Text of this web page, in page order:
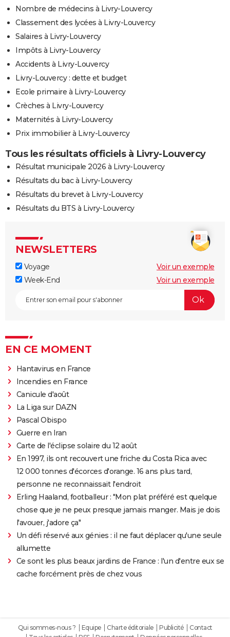
Nombre de médecins à Livry-Louvercy
Classement des lycées à Livry-Louvercy
Salaires à Livry-Louvercy
Impôts à Livry-Louvercy
Accidents à Livry-Louvercy
Livry-Louvercy : dette et budget
Ecole primaire à Livry-Louvercy
Crèches à Livry-Louvercy
Maternités à Livry-Louvercy
Prix immobilier à Livry-Louvercy
Tous les résultats officiels à Livry-Louvercy
Résultat municipale 2026 à Livry-Louvercy
Résultats du bac à Livry-Louvercy
Résultats du brevet à Livry-Louvercy
Résultats du BTS à Livry-Louvercy
NEWSLETTERS
Voyage
Voir un exemple
Week-End
Voir un exemple
EN CE MOMENT
Hantavirus en France
Incendies en France
Canicule d'août
La Liga sur DAZN
Pascal Obispo
Guerre en Iran
Carte de l'éclipse solaire du 12 août
En 1997, ils ont recouvert une friche du Costa Rica avec
12 000 tonnes d'écorces d'orange. 16 ans plus tard,
personne ne reconnaissait l'endroit
Erling Haaland, footballeur : "Mon plat préféré est quelque
chose que je ne peux presque jamais manger. Mais je dois
l'avouer, j'adore ça"
Un défi réservé aux génies : il ne faut déplacer qu'une seule
allumette
Ce sont les plus beaux jardins de France : l'un d'entre eux se
cache forcément près de chez vous
Qui sommes-nous ? Equipe Charte éditoriale Publicité
Contact